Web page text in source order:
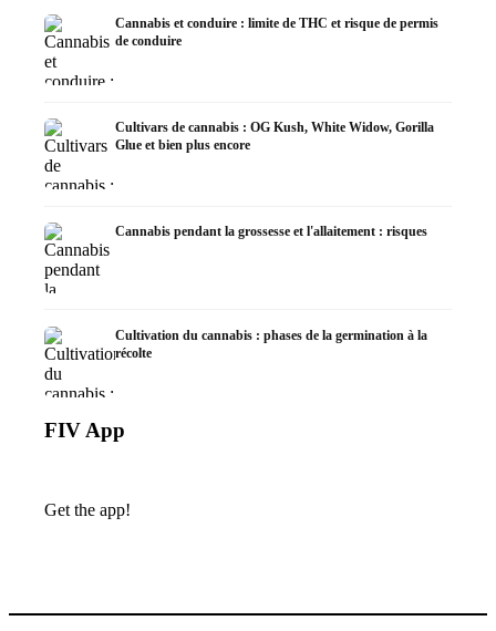
Cannabis et conduire : limite de THC et risque de permis
de conduire
Cultivars de cannabis : OG Kush, White Widow, Gorilla
Glue et bien plus encore
Cannabis pendant la grossesse et l'allaitement : risques
Cultivation du cannabis : phases de la germination à la
récolte
FIV App
Get the app!